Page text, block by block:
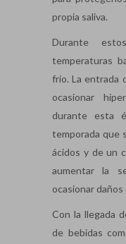
propia saliva.
Durante
temperaturas
frío. La entrada
ocasionar
durante esta
temporada que
ácidos y de un
aumentar la
ocasionar
Con la llegada
de bebidas